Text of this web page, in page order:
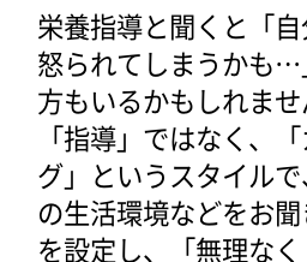
栄養指導と聞くと「
怒られてしまうかも…
方もいるかもしれま
「指導」ではなく、
グ」というスタイル
の生活環境などをお
を設定し、「無理な